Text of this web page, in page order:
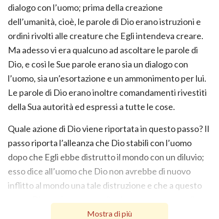
dialogo con l’uomo; prima della creazione
dell’umanità, cioè, le parole di Dio erano istruzioni e
ordini rivolti alle creature che Egli intendeva creare.
Ma adesso vi era qualcuno ad ascoltare le parole di
Dio, e così le Sue parole erano sia un dialogo con
l’uomo, sia un’esortazione e un ammonimento per lui.
Le parole di Dio erano inoltre comandamenti rivestiti
della Sua autorità ed espressi a tutte le cose.
Quale azione di Dio viene riportata in questo passo? Il
passo riporta l’alleanza che Dio stabilì con l’uomo
dopo che Egli ebbe distrutto il mondo con un diluvio;
esso dice all’uomo che Dio non avrebbe di nuovo
inflitto al mondo una tale distruzione e che a questo
Nelle Scritture si dice: “Io pongo il Mio arco nella
Mostra di più